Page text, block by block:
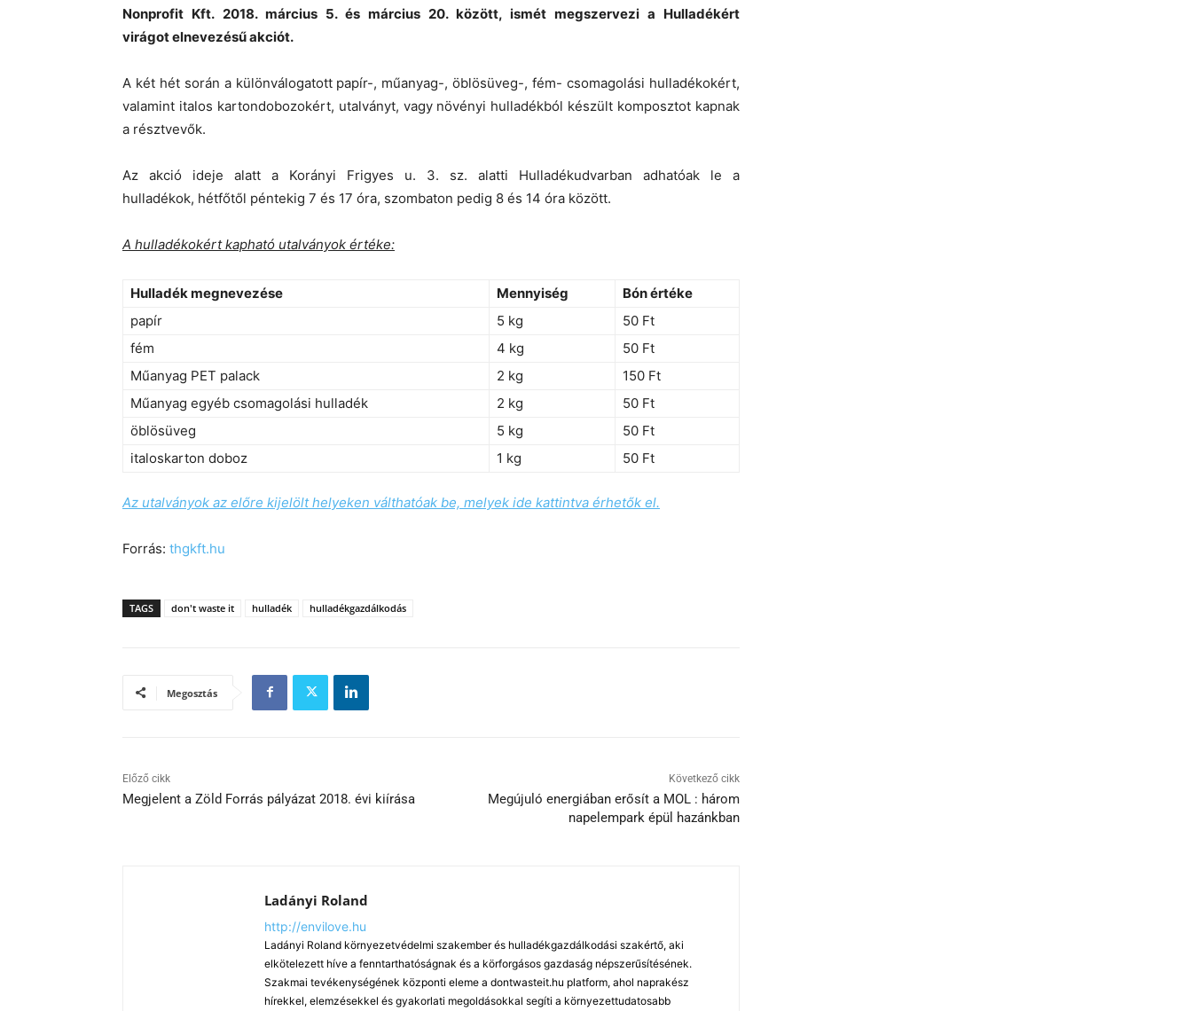
Nonprofit Kft. 2018. március 5. és március 20. között, ismét megszervezi a Hulladékért
virágot elnevezésű akciót.
A két hét során a különválogatott papír-, műanyag-, öblösüveg-, fém- csomagolási hulladékokért,
valamint italos kartondobozokért, utalványt, vagy növényi hulladékból készült komposztot kapnak
a résztvevők.
Az akció ideje alatt a Korányi Frigyes u. 3. sz. alatti Hulladékudvarban adhatóak le a
hulladékok, hétfőtől péntekig 7 és 17 óra, szombaton pedig 8 és 14 óra között.
A hulladékokért kapható utalványok értéke:
Hulladék megnevezése Mennyiség
Bón értéke
papír
5 kg
50 Ft
fém
4 kg
50 Ft
Műanyag PET palack
2 kg
150 Ft
Műanyag egyéb csomagolási hulladék
2 kg
50 Ft
öblösüveg
5 kg
50 Ft
italoskarton doboz
1 kg 50 Ft
Az utalványok az előre kijelölt helyeken válthatóak be, melyek ide kattintva érhetők el.
Forrás: thgkft.hu
TAGS don't waste it hulladék hulladékgazdálkodás
Megosztás
Előző cikk
Megjelent a Zöld Forrás pályázat 2018. évi kiírása
Következő cikk
Megújuló energiában erősít a MOL : három
napelempark épül hazánkban
Ladányi Roland
http://envilove.hu
Ladányi Roland környezetvédelmi szakember és hulladékgazdálkodási szakértő, aki
elkötelezett híve a fenntarthatóságnak és a körforgásos gazdaság népszerűsítésének.
Szakmai tevékenységének központi eleme a dontwasteit.hu platform, ahol naprakész
hírekkel, elemzésekkel és gyakorlati megoldásokkal segíti a környezettudatosabb